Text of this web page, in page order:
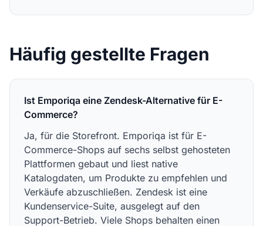
Häufig gestellte Fragen
Ist Emporiqa eine Zendesk-Alternative für E-
Commerce?
Ja, für die Storefront. Emporiqa ist für E-
Commerce-Shops auf sechs selbst gehosteten
Plattformen gebaut und liest native
Katalogdaten, um Produkte zu empfehlen und
Verkäufe abzuschließen. Zendesk ist eine
Kundenservice-Suite, ausgelegt auf den
Support-Betrieb. Viele Shops behalten einen